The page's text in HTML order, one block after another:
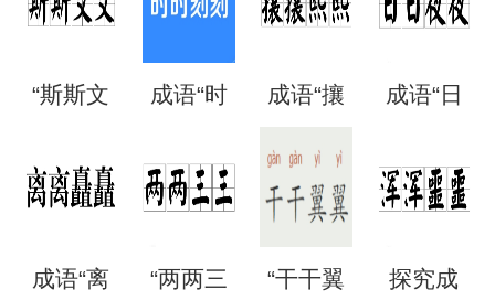
“斯斯文
是什么
成语“时
时刻
么意
成语“攘
攘熙
熙”的用
法、典
成语“日
么意
成语“离 “两两三 “干干翼 探究成